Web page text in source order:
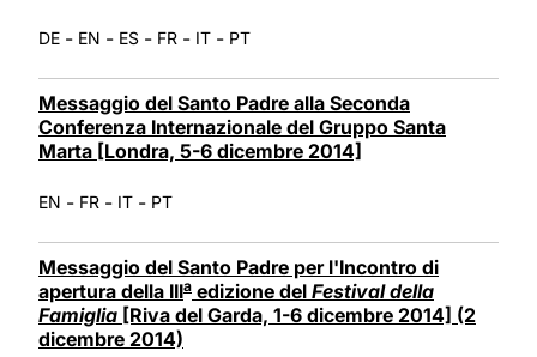
DE - EN - ES - FR - IT - PT
Messaggio del Santo Padre alla Seconda
Conferenza Internazionale del Gruppo Santa
Marta [Londra, 5-6 dicembre 2014]
EN - FR - IT - PT
Messaggio del Santo Padre per l'Incontro di
apertura della IIIa edizione del Festival della
Famiglia [Riva del Garda, 1-6 dicembre 2014] (2
dicembre 2014)